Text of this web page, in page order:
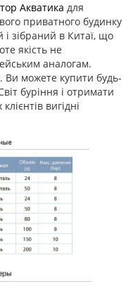
Акватика для
приватного будинку
зібраний в Китаї, що
якість не
аналогам.
Ви можете купити будь-
буріння і отримати
вигідні